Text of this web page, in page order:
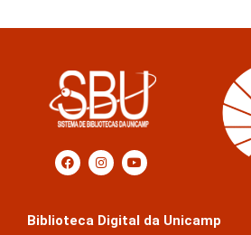
Biblioteca Digital da Unicamp